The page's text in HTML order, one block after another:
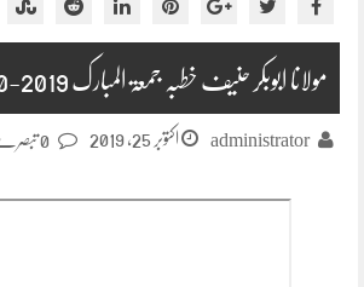
مولانا ابوبکر حنیف خطبہ جمعۃ المبارک 2019-10-25
administrator اکتوبر 25, 2019